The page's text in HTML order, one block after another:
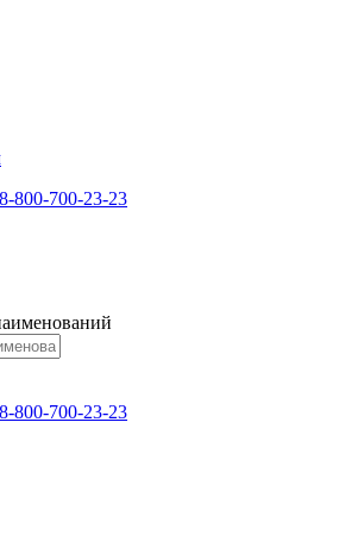
8-800-700-23-23
8-800-700-23-23